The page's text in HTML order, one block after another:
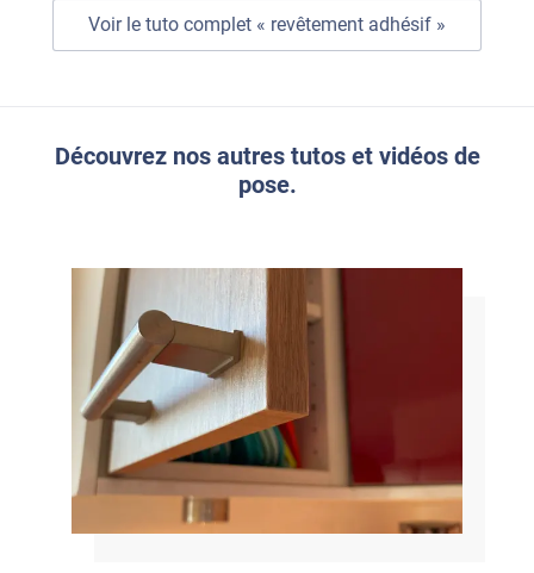
Voir le tuto complet « revêtement adhésif »
Découvrez nos autres tutos et vidéos de
pose.